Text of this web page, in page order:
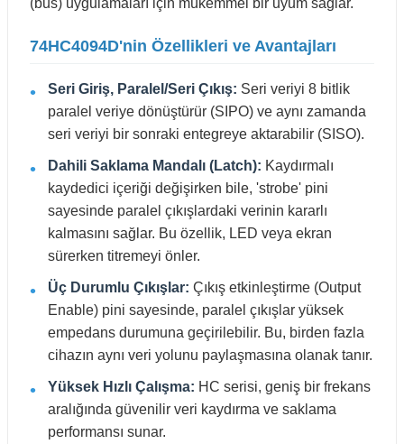
74HC4094D'nin Özellikleri ve Avantajları
Seri Giriş, Paralel/Seri Çıkış: Seri veriyi 8 bitlik
paralel veriye dönüştürür (SIPO) ve aynı zamanda
seri veriyi bir sonraki entegreye aktarabilir (SISO).
Dahili Saklama Mandalı (Latch): Kaydırmalı
kaydedici içeriği değişirken bile, 'strobe' pini
sayesinde paralel çıkışlardaki verinin kararlı
kalmasını sağlar. Bu özellik, LED veya ekran
sürerken titremeyi önler.
Üç Durumlu Çıkışlar: Çıkış etkinleştirme (Output
Enable) pini sayesinde, paralel çıkışlar yüksek
empedans durumuna geçirilebilir. Bu, birden fazla
cihazın aynı veri yolunu paylaşmasına olanak tanır.
Yüksek Hızlı Çalışma: HC serisi, geniş bir frekans
aralığında güvenilir veri kaydırma ve saklama
performansı sunar.